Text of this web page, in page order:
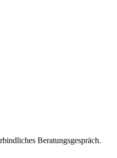
Beratungsgespräch.